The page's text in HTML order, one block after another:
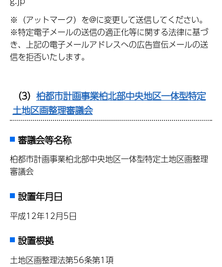
※（アットマーク）を@に変更して送信してください。
※特定電子メールの送信の適正化等に関する法律に基づ
き、上記の電子メールアドレスへの広告宣伝メールの送
信を拒否いたします。
（3） 柏都市計画事業柏北部中央地区一体型特定
土地区画整理審議会
審議会等名称
柏都市計画事業柏北部中央地区一体型特定土地区画整理
審議会
設置年月日
平成12年12月5日
設置根拠
土地区画整理法第56条第1項